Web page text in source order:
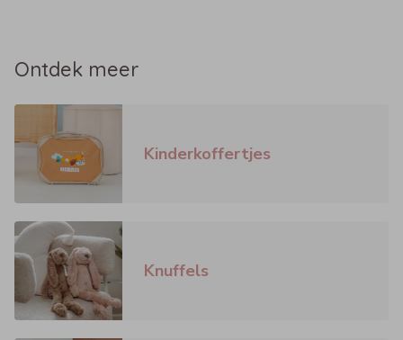
Ontdek meer
Kinderkoffertjes
Knuffels